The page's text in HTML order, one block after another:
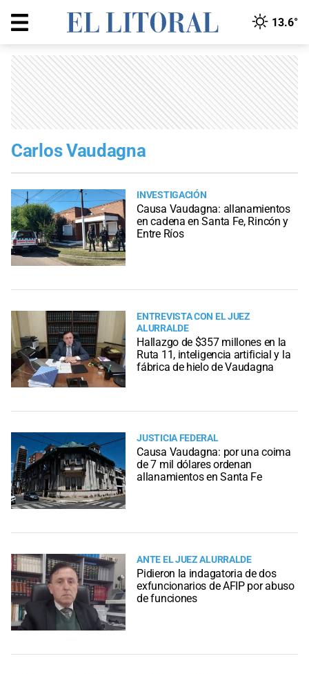
13.6°
Carlos Vaudagna
INVESTIGACIÓN
Causa Vaudagna: allanamientos
en cadena en Santa Fe, Rincón y
Entre Ríos
ENTREVISTA CON EL JUEZ
ALURRALDE
Hallazgo de $357 millones en la
Ruta 11, inteligencia artificial y la
fábrica de hielo de Vaudagna
JUSTICIA FEDERAL
Causa Vaudagna: por una coima
de 7 mil dólares ordenan
allanamientos en Santa Fe
ANTE EL JUEZ ALURRALDE
Pidieron la indagatoria de dos
exfuncionarios de AFIP por abuso
de funciones